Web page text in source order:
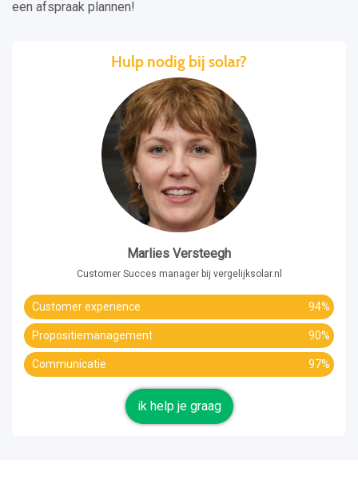
een afspraak plannen!
Hulp nodig bij solar?
Marlies Versteegh
Customer Succes manager bij vergelijksolar.nl
Customer experience 94%
Propositiemanagement 90%
Communicatie 97%
ik help je graag